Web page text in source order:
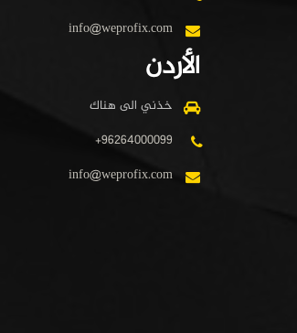
info@weprofix.com
الأردن
خذني الى هناك
+96264000099
info@weprofix.com